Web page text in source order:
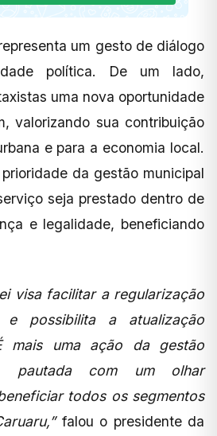
um gesto de diálogo
política. De um lado,
uma nova oportunidade
valorizando sua contribuição
e para a economia local.
da gestão municipal
seja prestado dentro de
e legalidade, beneficiando
visa facilitar a regularização
e possibilita a atualização
mais uma ação da gestão
pautada com um olhar
todos os segmentos
falou o presidente da